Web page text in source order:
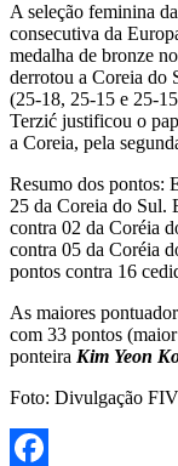
A seleção feminina
consecutiva da
medalha de bronze
derrotou a Coreia do
(25-18, 25-15 e 25-
Terzić justificou o
a Coreia, pela
Resumo dos pontos:
25 da Coreia do Sul.
contra 02 da Coréia
contra 05 da Coréia
pontos contra 16
As maiores
com 33 pontos
ponteira Kim Yeon
Foto: Divulgação